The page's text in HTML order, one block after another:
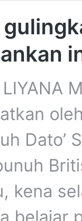
Dato’
kena
belajar